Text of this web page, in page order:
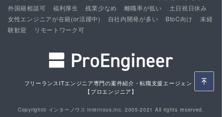
外国籍相談可
福利厚生 残業少なめ 離職率が低い
土日祝日休み
女性エンジニアが在籍(or活躍中)
自社内開発が多い BtoC向け
未経
験歓迎
リモートワーク可
フリーランスITエンジニア専門の案件紹介・転職支援エージェント
【プロエンジニア】
Copyright© インターノウス internous,inc. 2005-2021 All rights reserved.